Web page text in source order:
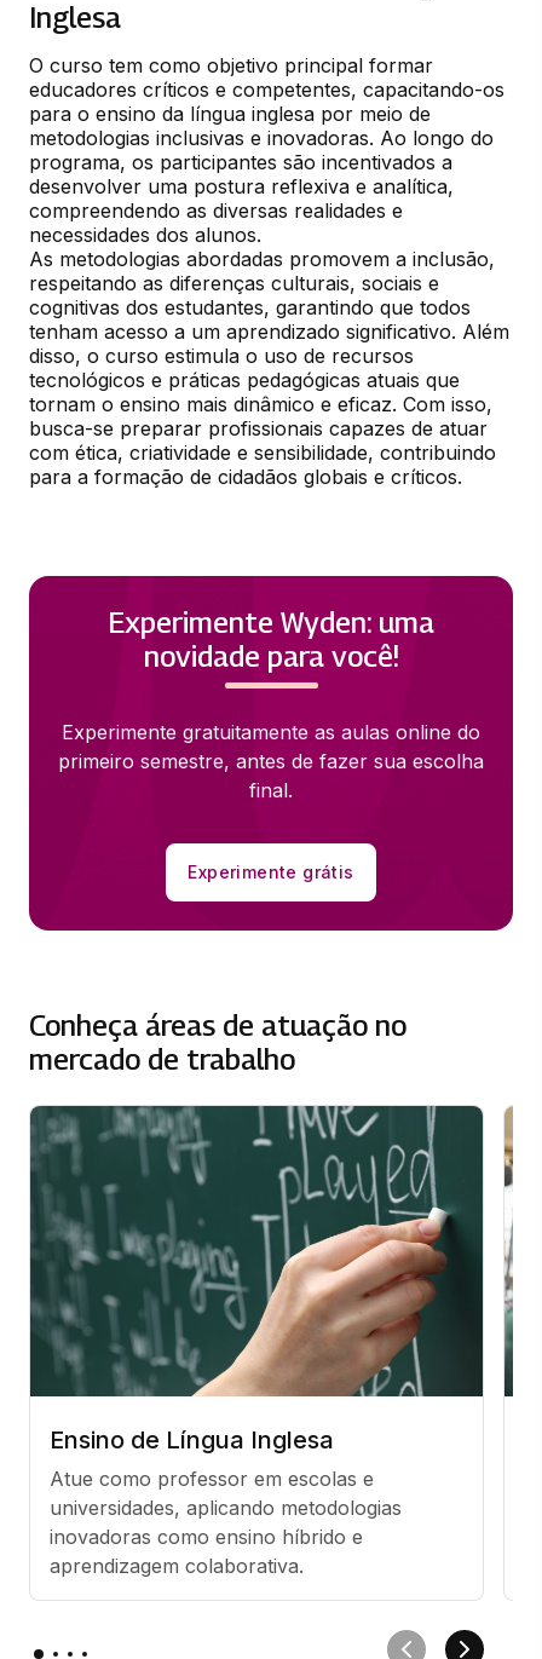
Inglesa
O curso tem como objetivo principal formar
educadores críticos e competentes, capacitando-os
para o ensino da língua inglesa por meio de
metodologias inclusivas e inovadoras. Ao longo do
programa, os participantes são incentivados a
desenvolver uma postura reflexiva e analítica,
compreendendo as diversas realidades e
necessidades dos alunos.
As metodologias abordadas promovem a inclusão,
respeitando as diferenças culturais, sociais e
cognitivas dos estudantes, garantindo que todos
tenham acesso a um aprendizado significativo. Além
disso, o curso estimula o uso de recursos
tecnológicos e práticas pedagógicas atuais que
tornam o ensino mais dinâmico e eficaz. Com isso,
busca-se preparar profissionais capazes de atuar
com ética, criatividade e sensibilidade, contribuindo
para a formação de cidadãos globais e críticos.
Experimente Wyden: uma
novidade para você!
Experimente gratuitamente as aulas online do
primeiro semestre, antes de fazer sua escolha
final.
Experimente grátis
Conheça áreas de atuação no
mercado de trabalho
Ensino de Língua Inglesa
Atue como professor em escolas e
universidades, aplicando metodologias
inovadoras como ensino híbrido e
aprendizagem colaborativa.